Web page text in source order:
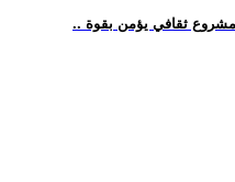
مشروع ثقافي يؤمن بقوة